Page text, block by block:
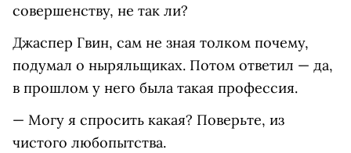
совершенству, не так ли?
Джаспер Гвин, сам не зная толком почему,
подумал о ныряльщиках. Потом ответил — да,
в прошлом у него была такая профессия.
— Могу я спросить какая? Поверьте, из
чистого любопытства.